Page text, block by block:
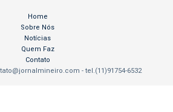
- tel.(11)91754-6532
Home
Sobre Nós
Notícias
Quem Faz
Contato